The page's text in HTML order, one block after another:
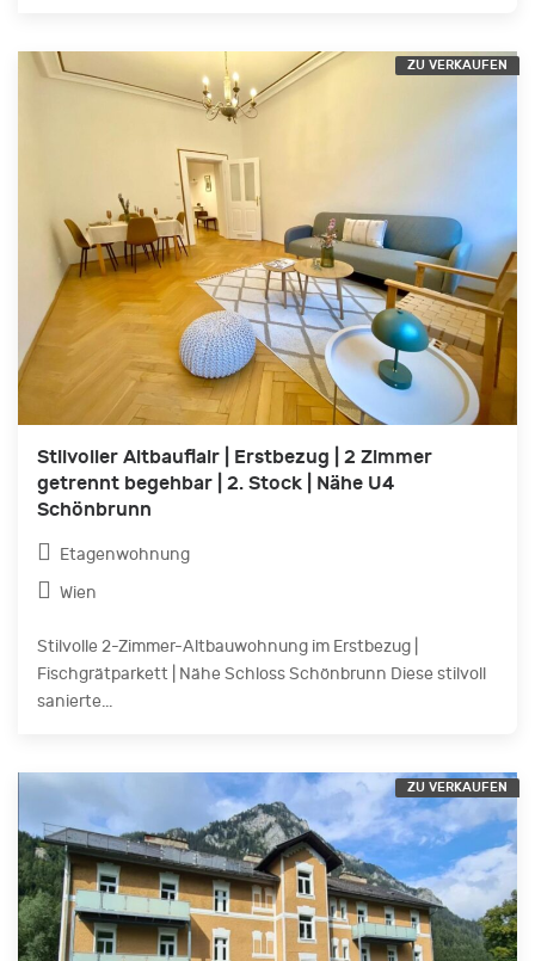
Stilvoller Altbauflair | Erstbezug | 2 Zimmer
getrennt begehbar | 2. Stock | Nähe U4
Schönbrunn
Etagenwohnung
Wien
Stilvolle 2-Zimmer-Altbauwohnung im Erstbezug |
Fischgrätparkett | Nähe Schloss Schönbrunn Diese stilvoll
sanierte...
ZU VERKAUFEN
ZU VERKAUFEN